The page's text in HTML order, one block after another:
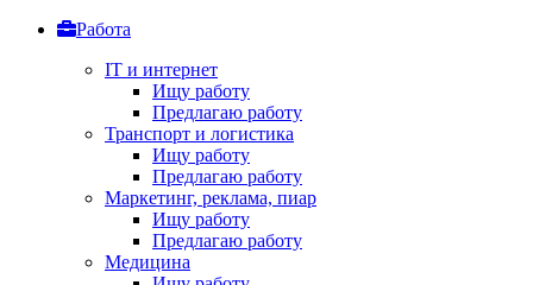
Работа
IT и интернет
Ищу работу
Предлагаю работу
Транспорт и логистика
Ищу работу
Предлагаю работу
Маркетинг, реклама, пиар
Ищу работу
Предлагаю работу
Медицина